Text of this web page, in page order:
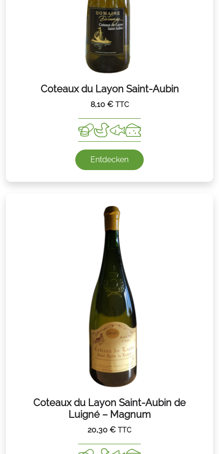
Coteaux du Layon Saint-Aubin
8,10 € TTC
Entdecken
Coteaux du Layon Saint-Aubin de
Luigné – Magnum
20,30 € TTC